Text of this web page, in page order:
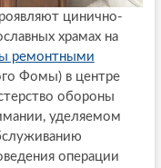
цинично-
храмах на
ремонтными
Фомы) в центре
обороны
уделяемом
операции